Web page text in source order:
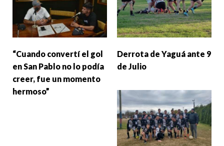
“Cuando convertí el gol
en San Pablo no lo podía
creer, fue un momento
hermoso”
Derrota de Yaguá ante 9
de Julio